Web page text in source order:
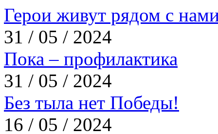
Герои живут рядом с
31 / 05 / 2024
Пока – профилактика
31 / 05 / 2024
Без тыла нет Победы!
16 / 05 / 2024